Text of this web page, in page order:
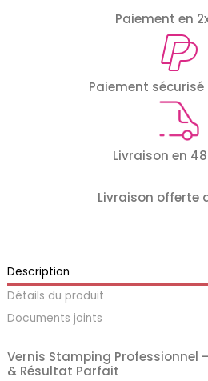
Paiement en
Paiement sécurisé
Livraison en
Livraison offerte
Description
Détails du produit
Documents joints
Vernis Stamping Professionnel
& Résultat Parfait